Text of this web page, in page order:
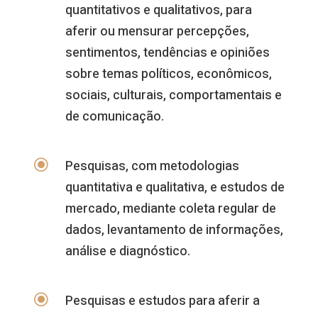
quantitativos e qualitativos, para
aferir ou mensurar percepções,
sentimentos, tendências e opiniões
sobre temas políticos, econômicos,
sociais, culturais, comportamentais e
de comunicação.
\
Pesquisas, com metodologias
quantitativa e qualitativa, e estudos de
mercado, mediante coleta regular de
dados, levantamento de informações,
análise e diagnóstico.
\
Pesquisas e estudos para aferir a